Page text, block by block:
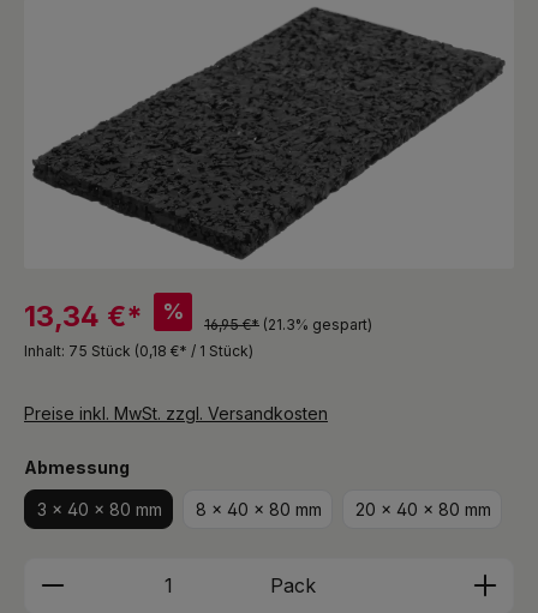
13,34 €* %
16,95 €* (21.3% gespart)
Inhalt: 75 Stück (0,18 €* / 1 Stück)
Preise inkl. MwSt. zzgl. Versandkosten
Abmessung
3 x 40 x 80 mm 8 x 40 x 80 mm 20 x 40 x 80 mm
Produkt Anzahl: Gib den
Pack